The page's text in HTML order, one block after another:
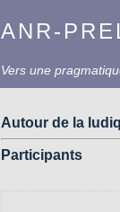
ANR-
Vers une
Autour de la
Participants